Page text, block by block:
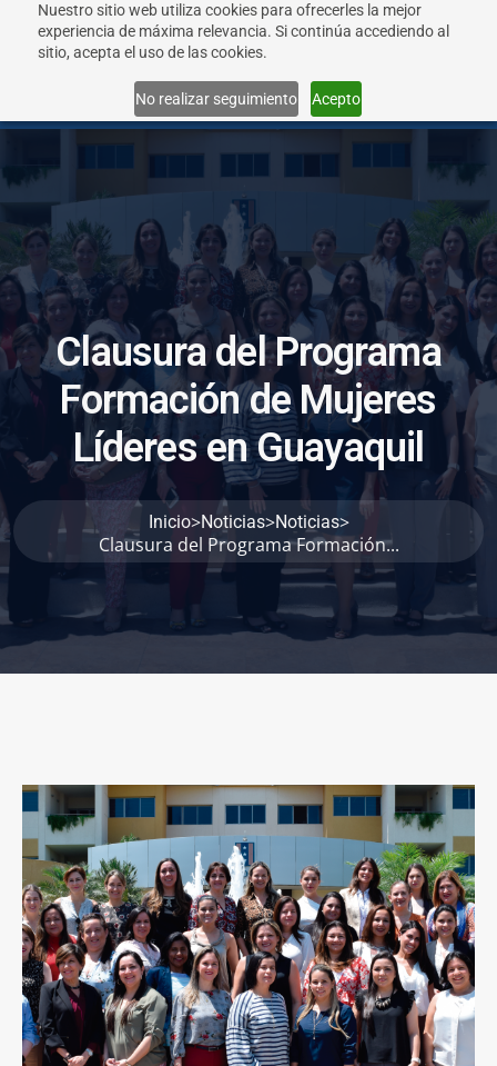
Nuestro sitio web utiliza cookies para ofrecerles la mejor
experiencia de máxima relevancia. Si continúa accediendo al
sitio, acepta el uso de las cookies.
No realizar seguimiento Acepto
Clausura delPrograma
Formaciónde Mujeres
Líderes enGuayaqui
Inicio>Noticias>Noticias>
Clausura del Programa Formación...